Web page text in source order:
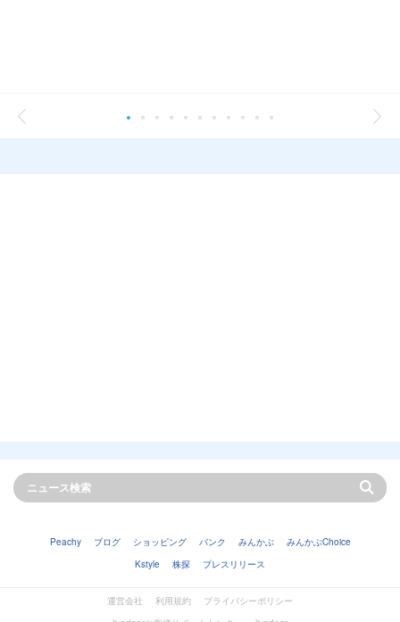
Peachy ブログ ショッピング バンク みんかぶ
みんかぶChoice
Kstyle
株探 プレスリリース
運営会社 利用規約
プライバシーポリシー